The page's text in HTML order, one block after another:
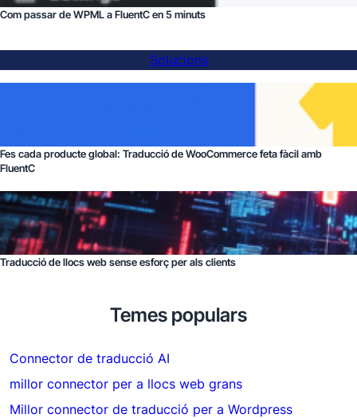
Com passar de WPML a FluentC en 5 minuts
Solucions
Fes cada producte global: Traducció de WooCommerce feta fàcil amb
FluentC
Traducció de llocs web sense esforç per als clients
Temes populars
Connector de traducció AI
millor connector per a llocs web grans
Millor connector de traducció per a Wordpress